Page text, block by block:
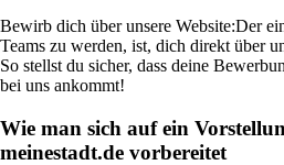
Bewirb dich über unsere Website:Der
Teams zu werden, ist, dich direkt über
So stellst du sicher, dass deine
bei uns ankommt!
Wie man sich auf ein
meinestadt.de vorbereitet